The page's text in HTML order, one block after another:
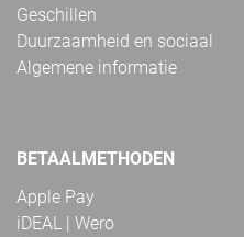
Geschillen
Duurzaamheid en sociaal
Algemene informatie
BETAALMETHODEN
Apple Pay
iDEAL | Wero